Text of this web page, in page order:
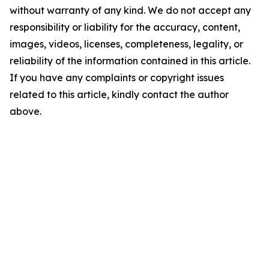
without warranty of any kind. We do not accept any
responsibility or liability for the accuracy, content,
images, videos, licenses, completeness, legality, or
reliability of the information contained in this article.
If you have any complaints or copyright issues
related to this article, kindly contact the author
above.